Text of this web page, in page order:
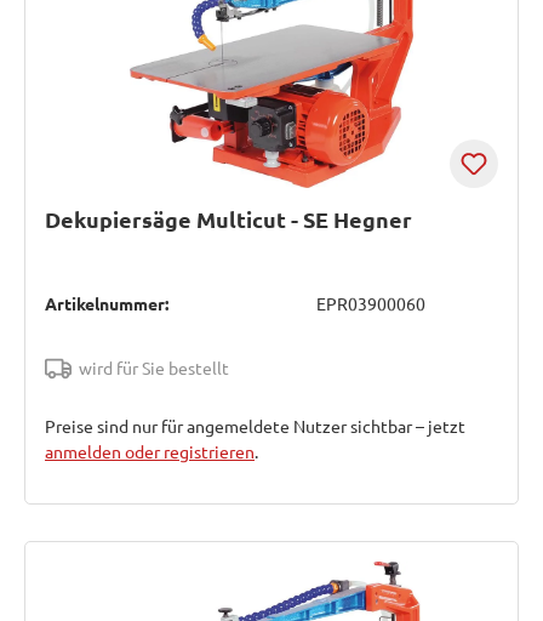
Dekupiersäge Multicut - SE Hegner
Artikelnummer: EPR03900060
wird für Sie bestellt
Preise sind nur für angemeldete Nutzer sichtbar – jetzt
anmelden oder registrieren.